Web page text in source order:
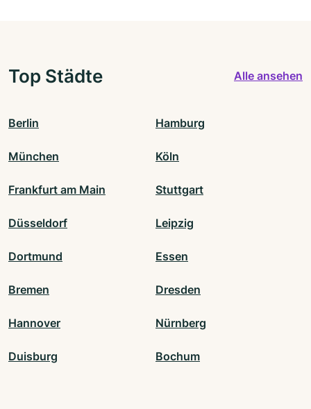
Top Städte Alle ansehen
Berlin Hamburg
München Köln
Frankfurt am Main Stuttgart
Düsseldorf Leipzig
Dortmund Essen
Bremen Dresden
Hannover Nürnberg
Duisburg Bochum